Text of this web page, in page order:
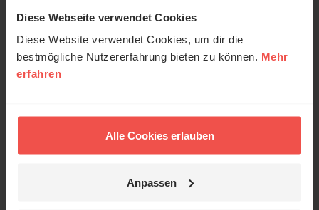
Diese Webseite verwendet Cookies
Diese Website verwendet Cookies, um dir die
bestmögliche Nutzererfahrung bieten zu können. Mehr
erfahren
Alle Cookies erlauben
Anpassen
Verbesserung unseres Online-Angebots
ausgewertet werden. Es erfolgt keine Weitergabe
Ihrer Daten an Dritte. Näheres siehe
Schreiben Ihres Kommentars unsereNetiquette